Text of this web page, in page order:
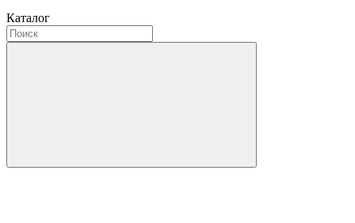
Каталог